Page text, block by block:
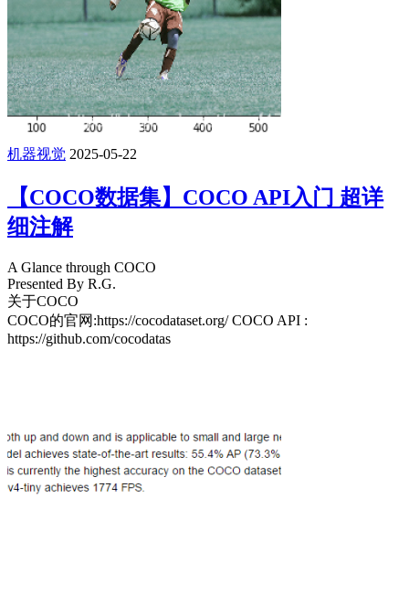
机器视觉 2025-05-22
【COCO数据集】COCO API入门 超详
细注解
A Glance through COCO
Presented By R.G.
关于COCO
COCO的官网:https://cocodataset.org/ COCO API :
https://github.com/cocodatas